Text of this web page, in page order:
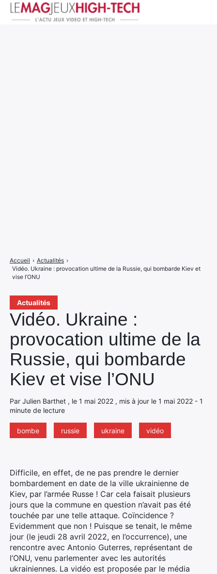
Actualités
Vidéo. Ukraine :
provocation ultime de la
Russie, qui bombarde
Kiev et vise l’ONU
Par Julien Barthet , le 1 mai 2022 , mis à jour le 1 mai 2022 - 1
minute de lecture
bombe russie ukraine vidéo
Accueil › Actualités ›
Vidéo. Ukraine : provocation ultime de la Russie, qui bombarde Kiev et
vise l’ONU
Difficile, en effet, de ne pas prendre le dernier
bombardement en date de la ville ukrainienne de
Kiev, par l’armée Russe ! Car cela faisait plusieurs
jours que la commune en question n’avait pas été
touchée par une telle attaque. Coïncidence ?
Evidemment que non ! Puisque se tenait, le même
jour (le jeudi 28 avril 2022, en l’occurrence), une
rencontre avec Antonio Guterres, représentant de
l’ONU, venu parlementer avec les autorités
ukrainiennes. La vidéo est proposée par le média